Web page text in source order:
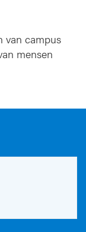
van campus
mensen